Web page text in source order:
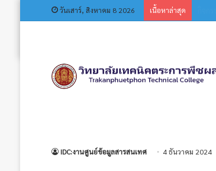
วันเสาร์, สิงหาคม 8 2026 เนื้อหาล่าสุด
หน้าหลัก/วารสาร ประชาสัมพันธ์/วารสาร
IDC:งานศูนย์ข้อมูลสารสนเทศ 4 ธันวาคม 2024